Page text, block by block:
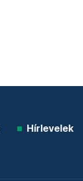
Hírlevelek